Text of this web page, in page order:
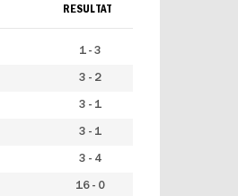
RESULTAT
1 - 3
3 - 2
3 - 1
3 - 1
3 - 4
16 - 0